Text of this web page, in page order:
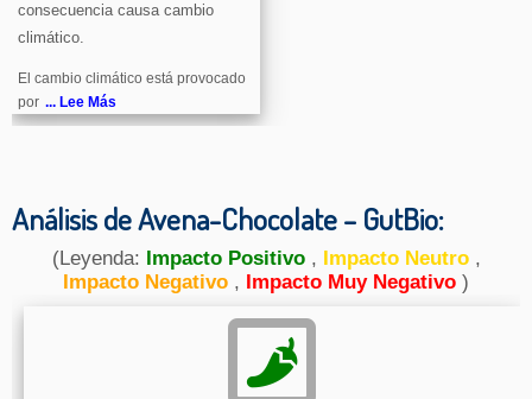
consecuencia causa cambio
climático.
El cambio climático está provocado
por ... Lee Más
Análisis de Avena-Chocolate – GutBio:
(Leyenda: Impacto Positivo , Impacto Neutro ,
Impacto Negativo , Impacto Muy Negativo )